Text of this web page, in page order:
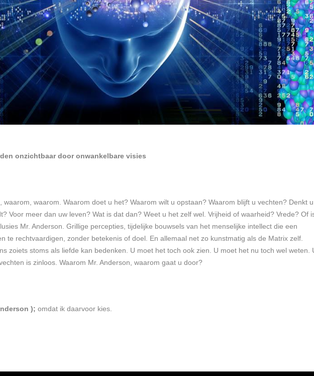
onzichtbaar door onwankelbare visies
waarom, waarom. Waarom doet u het? Waarom wilt u opstaan? Waarom blijft u vechten? Denkt u
Voor meer dan uw leven? Wat is dat dan? Weet u het zelf wel. Vrijheid of waarheid? Vrede? Of
Mr. Anderson. Grillige percepties, tijdelijke bouwsels van het menselijke intellect die een
te rechtvaardigen, zonder betekenis of doel. En allemaal net zo kunstmatig als de Matrix zelf.
zoiets stoms als liefde kan bedenken. U moet het toch ook zien. U moet het nu toch wel weten.
is zinloos. Waarom Mr. Anderson, waarom gaat u door?
); omdat ik daarvoor kies.